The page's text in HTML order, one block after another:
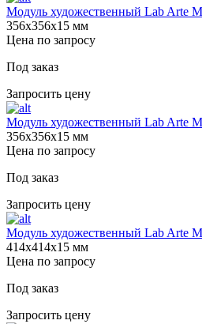
Модуль художественный Lab Arte
356х356х15 мм
Цена по запросу
Под заказ
Запросить цену
Модуль художественный Lab Arte
356х356х15 мм
Цена по запросу
Под заказ
Запросить цену
Модуль художественный Lab Arte
414х414х15 мм
Цена по запросу
Под заказ
Запросить цену